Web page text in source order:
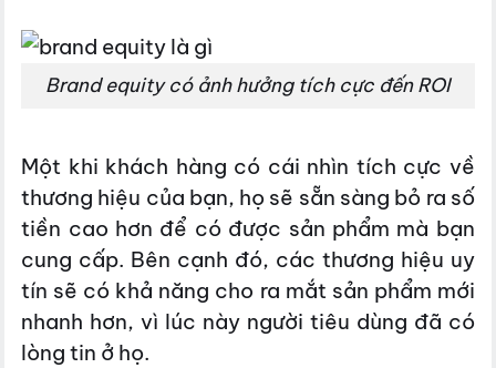
Brand equity có ảnh hưởng tích cực đến ROI
Một khi khách hàng có cái nhìn tích cực về
thương hiệu của bạn, họ sẽ sẵn sàng bỏ ra số
tiền cao hơn để có được sản phẩm mà bạn
cung cấp. Bên cạnh đó, các thương hiệu uy
tín sẽ có khả năng cho ra mắt sản phẩm mới
nhanh hơn, vì lúc này người tiêu dùng đã có
lòng tin ở họ.